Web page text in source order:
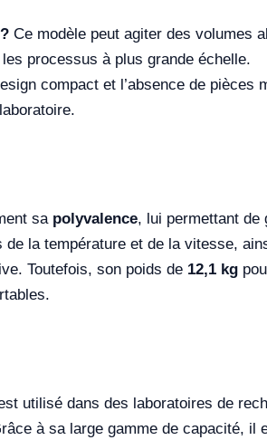
Ce modèle peut agiter des volumes
processus à plus grande échelle.
compact et l’absence de pièces
sa polyvalence, lui permettant de
la température et de la vitesse,
Toutefois, son poids de 12,1 kg
utilisé dans des laboratoires de
à sa large gamme de capacité,